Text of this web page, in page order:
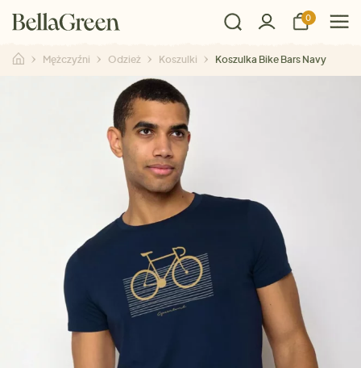
0
Mężczyźni Odzież Koszulki Koszulka Bike Bars Navy